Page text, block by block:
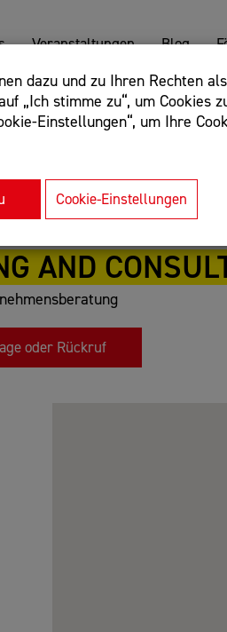
dazu und zu Ihren Rechten
„Ich stimme zu“, um Cookies
Einstellungen“, um Ihre
Cookie-Einstellungen
Veranstaltungen Blog
Begriff ausschließen: -
AND
oder Rückruf